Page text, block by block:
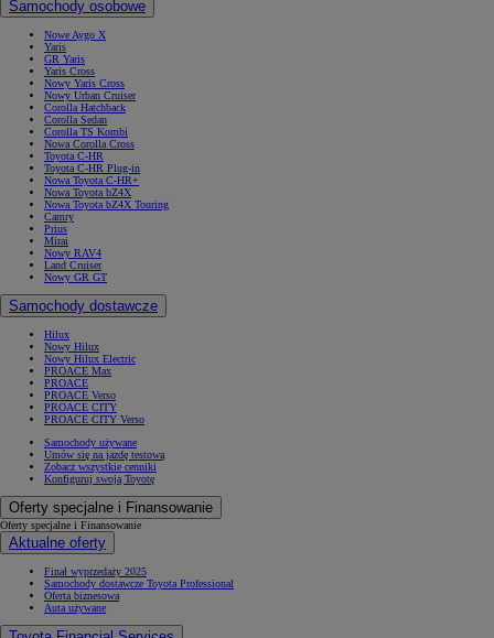
Samochody osobowe
Nowe Aygo X
Yaris
GR Yaris
Yaris Cross
Nowy Yaris Cross
Nowy Urban Cruiser
Corolla Hatchback
Corolla Sedan
Corolla TS Kombi
Nowa Corolla Cross
Toyota C-HR
Toyota C-HR Plug-in
Nowa Toyota C-HR+
Nowa Toyota bZ4X
Nowa Toyota bZ4X Touring
Camry
Prius
Mirai
Nowy RAV4
Land Cruiser
Nowy GR GT
Samochody dostawcze
Hilux
Nowy Hilux
Nowy Hilux Electric
PROACE Max
PROACE
PROACE Verso
PROACE CITY
PROACE CITY Verso
Samochody używane
Umów się na jazdę testową
Zobacz wszystkie cenniki
Konfiguruj swoją Toyotę
Oferty specjalne i Finansowanie
Oferty specjalne i Finansowanie
Aktualne oferty
Finał wyprzedaży 2025
Samochody dostawcze Toyota Professional
Oferta biznesowa
Auta używane